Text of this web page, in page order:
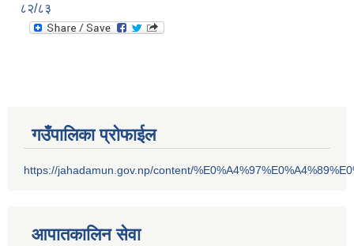
८२/८३
गउँपालिका प्रोफाईल
https://jahadamun.gov.np/content/
आपातकालिन सेवा